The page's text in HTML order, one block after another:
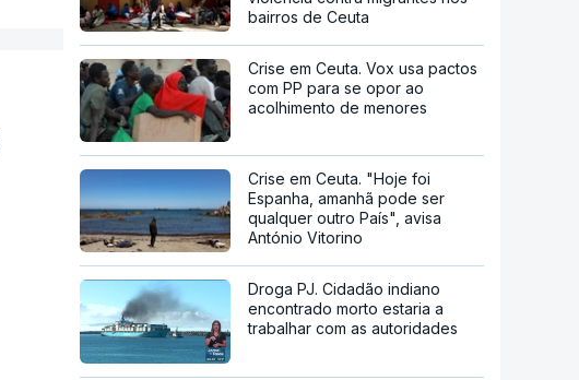
bairros de Ceuta
Crise em Ceuta. Vox usa pactos
com PP para se opor ao
acolhimento de menores
Crise em Ceuta. "Hoje foi
Espanha, amanhã pode ser
qualquer outro País", avisa
António Vitorino
Droga PJ. Cidadão indiano
encontrado morto estaria a
trabalhar com as autoridades